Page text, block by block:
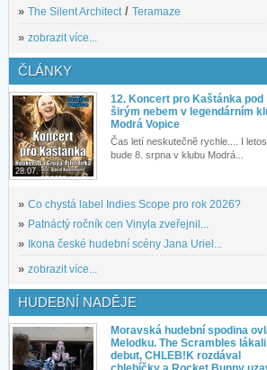
» The Silent Architect/ Teramaze
» zobrazit více...
ČLÁNKY
28.07.
12. Koncert pro Kaštánka pod
širým nebem v legendárním
Modrá Vopice
Čas letí neskutečně rychle.... I
bude 8. srpna v klubu Modrá...
» Co chystá label Indies Scope pro rok 2026?
» Patnáctý ročník cen Vinyla zveřejnil...
» Ikona české hudební scény Jana Uriel...
» zobrazit více...
HUDEBNÍ NADĚJE
Moravská hudební spodina
Melodku. The Scrambles
debut, CHLEB!K rozdával